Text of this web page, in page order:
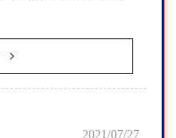
2021/07/27